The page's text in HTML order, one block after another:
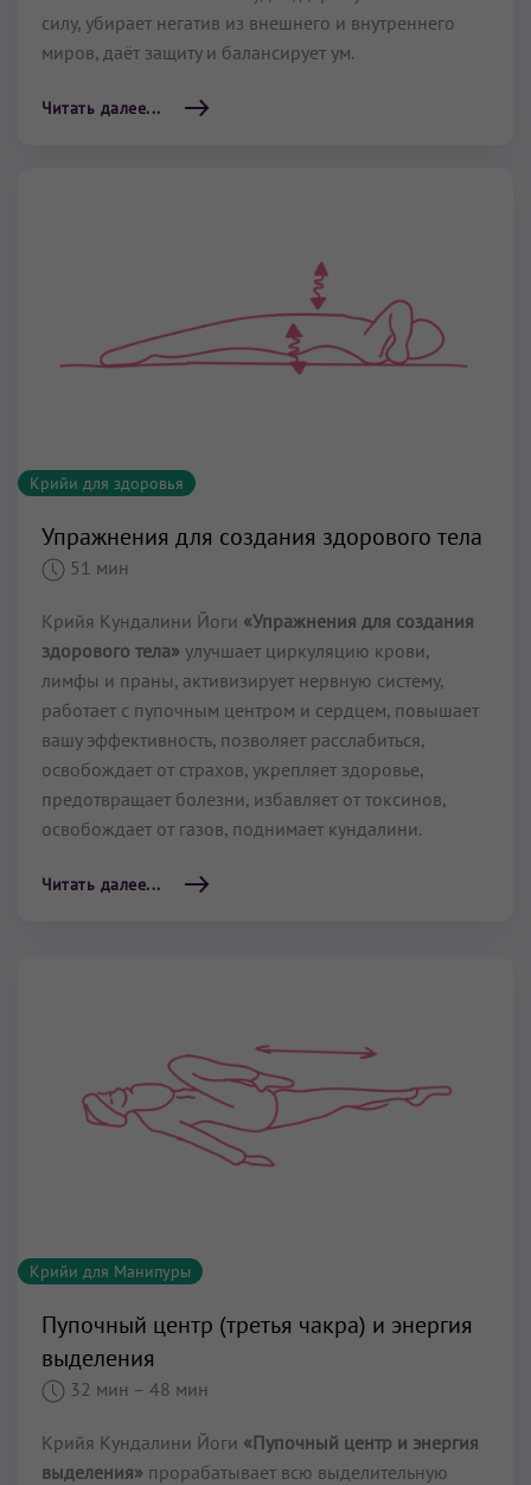
силу, убирает негатив из внешнего и внутреннего
миров, даёт защиту и балансирует ум.
Читать далее...
Крийи для здоровья
Упражнения для создания здорового тела
51 мин
Крийя Кундалини Йоги «Упражнения для создания
здорового тела» улучшает циркуляцию крови,
лимфы и праны, активизирует нервную систему,
работает с пупочным центром и сердцем, повышает
вашу эффективность, позволяет расслабиться,
освобождает от страхов, укрепляет здоровье,
предотвращает болезни, избавляет от токсинов,
освобождает от газов, поднимает кундалини.
Читать далее...
Крийи для Манипуры
Пупочный центр (третья чакра) и энергия
выделения
32 мин – 48 мин
Крийя Кундалини Йоги «Пупочный центр и энергия
выделения» прорабатывает всю выделительную